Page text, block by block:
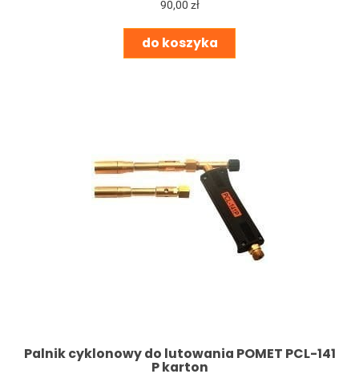
90,00 zł
do koszyka
Palnik cyklonowy do lutowania POMET PCL-141
P karton